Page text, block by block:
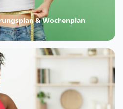
& Wochenplan